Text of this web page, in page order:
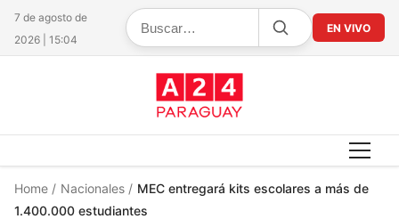
7 de agosto de
2026 | 15:04
EN VIVO
Home / Nacionales / MEC entregará kits escolares a más de
1.400.000 estudiantes